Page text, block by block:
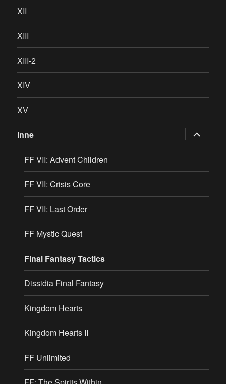
XII
XIII
XIII-2
XIV
XV
Inne rozwiń
menu
potomne
FF VII: Advent Children
FF VII: Crisis Core
FF VII: Last Order
FF Mystic Quest
Final Fantasy Tactics
Dissidia Final Fantasy
Kingdom Hearts
Kingdom Hearts II
FF Unlimited